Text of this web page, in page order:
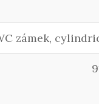
zámek,